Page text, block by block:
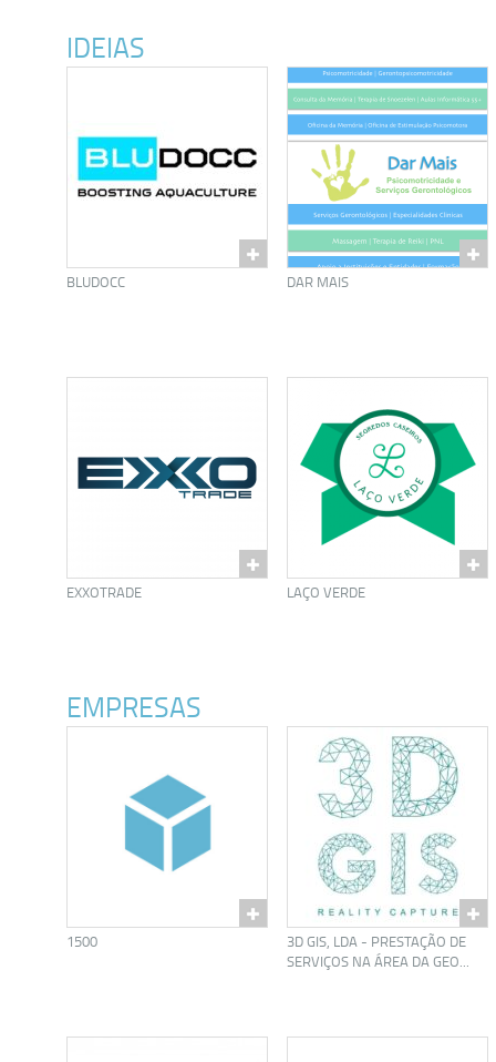
IDEIAS
BLUDOCC DAR MAIS
EXXOTRADE LAÇO VERDE
EMPRESAS
1500
3D GIS, LDA - PRESTAÇÃO DE
SERVIÇOS NA ÁREA DA GEO...